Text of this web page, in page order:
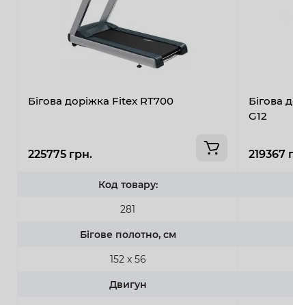
Бігова доріжка Fitex RT700
225775 грн.
Код товару:
281
Бігове полотно, см
152 х 56
Двигун
Бігова
G12
219367